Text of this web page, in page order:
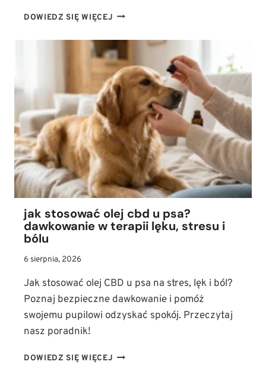
DOWIEDZ SIĘ WIĘCEJ JAK
MALTAŃCZYK?
WZORZEC
RASY,
CHARAKTER
I
WYMAGANIA
PIELĘGNACYJNE
jak stosować olej cbd u psa?
dawkowanie w terapii lęku, stresu i
bólu
6 sierpnia, 2026
Jak stosować olej CBD u psa na stres, lęk i ból?
Poznaj bezpieczne dawkowanie i pomóż
swojemu pupilowi odzyskać spokój. Przeczytaj
nasz poradnik!
DOWIEDZ SIĘ WIĘCEJ JAK